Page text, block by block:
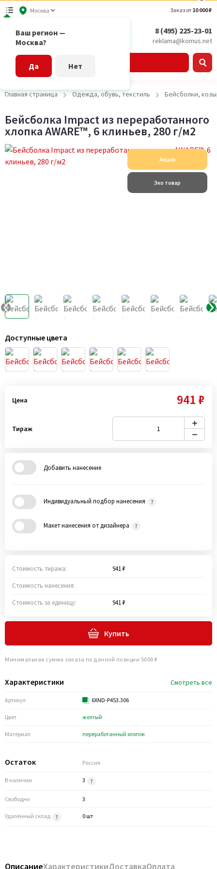
Москва
Ваш регион —
Москва?
Да Нет
Заказ от 10 000 ₽
8 (495) 225-23-01
reklama@komus.net
Главная страница Одежда, обувь, текстиль Бейсболки,
Бейсболка Impact из переработанного
хлопка AWARE™, 6 клиньев, 280 г/м2
Акция
Эко товар
Доступные цвета
Характеристики Смотреть все
Артикул 6XND-P453.306
Цвет желтый
Материал переработанный хлопок
Остаток Россия
В наличии 3
Свободно 3
Удалённый склад 0 шт
Цена 941 ₽
Тираж
Добавить нанесение
Индивидуальный подбор нанесения
Макет нанесения от дизайнера
Стоимость тиража: 941 ₽
Стоимость нанесения:
Стоимость за единицу: 941 ₽
Купить
Минимальная сумма заказа по данной позиции 5000 ₽
ОписаниеХарактеристикиДоставкаОплата